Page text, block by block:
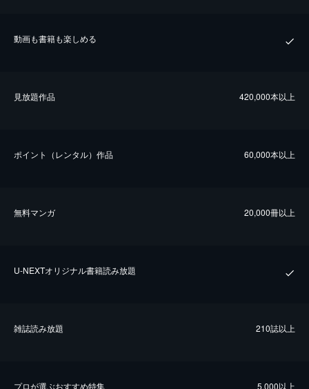
動画も書籍も楽しめる
⾒放題作品 420,000本以上
ポイント（レンタル）作品 60,000本以上
無料マンガ 20,000冊以上
U-NEXTオリジナル書籍読み放題
雑誌読み放題 210誌以上
プロが選ぶおすすめ特集 5,000以上